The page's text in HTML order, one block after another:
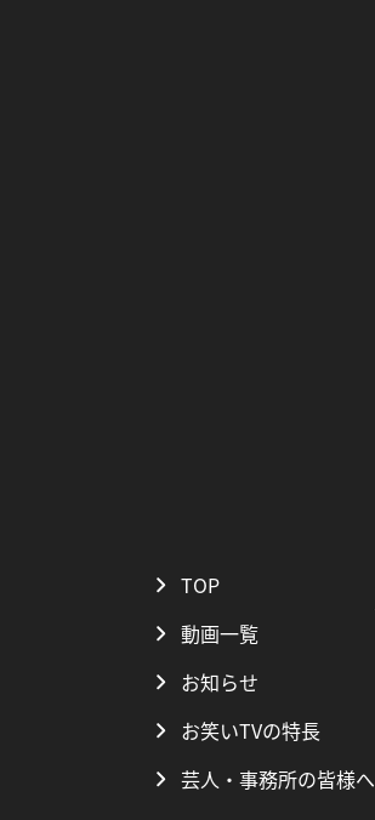
TOP
動画一覧
お知らせ
お笑いTVの特長
芸人・事務所の皆様へ